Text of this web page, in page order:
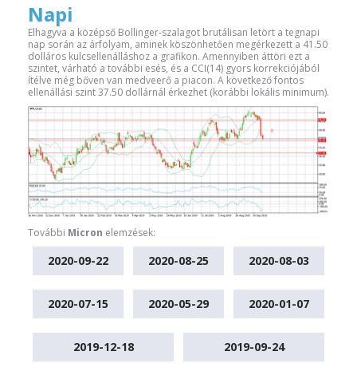
Napi
Elhagyva a középső Bollinger-szalagot brutálisan letört a tegnapi
nap során az árfolyam, aminek köszönhetően megérkezett a 41.50
dolláros kulcsellenálláshoz a grafikon. Amennyiben áttöri ezt a
szintet, várható a további esés, és a CCI(14) gyors korrekciójából
ítélve még bőven van medveerő a piacon. A következő fontos
ellenállási szint 37.50 dollárnál érkezhet (korábbi lokális minimum).
További Micron elemzések:
2020-09-22 2020-08-25 2020-08-03
2020-07-15 2020-05-29 2020-01-07
2019-12-18 2019-09-24